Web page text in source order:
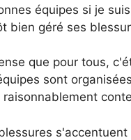
équipes si je
bien géré ses
que pour tous,
sont
raisonnablement